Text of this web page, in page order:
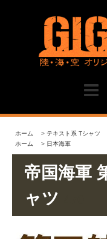
ホーム > テキスト系 Tシャツ
ホーム
> 日本海軍
帝国海軍
ャツ